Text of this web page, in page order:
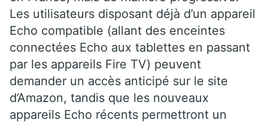
Les utilisateurs disposant déjà d’un appareil
Echo compatible (allant des enceintes
connectées Echo aux tablettes en passant
par les appareils Fire TV) peuvent
demander un accès anticipé sur le site
d’Amazon, tandis que les nouveaux
appareils Echo récents permettront un